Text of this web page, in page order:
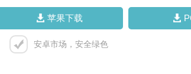
苹果下载
安卓市场，安全绿色